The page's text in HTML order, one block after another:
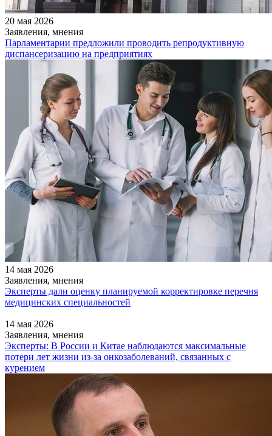
20 мая 2026
Заявления, мнения
Парламентарии предложили проводить репродуктивную
диспансеризацию на предприятиях
14 мая 2026
Заявления, мнения
Эксперты дали оценку планируемой корректировке перечня
медицинских специальностей
14 мая 2026
Заявления, мнения
Эксперты: В России и Китае наблюдаются максимальные
потери лет жизни из-за онкозаболеваний, связанных с
курением